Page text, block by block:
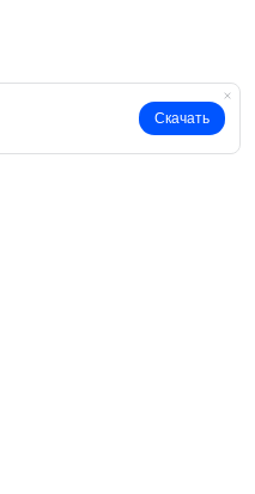
Скачать